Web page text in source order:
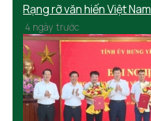
Rạng rỡ văn hiến Việt
4 ngày trước